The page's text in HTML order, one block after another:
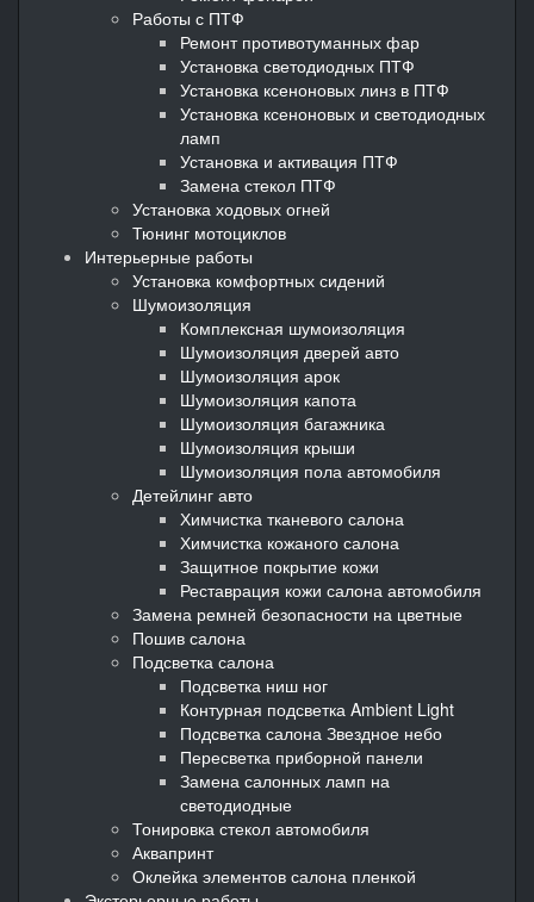
Работы с ПТФ
Ремонт противотуманных фар
Установка светодиодных ПТФ
Установка ксеноновых линз в ПТФ
Установка ксеноновых и светодиодных
ламп
Установка и активация ПТФ
Замена стекол ПТФ
Установка ходовых огней
Тюнинг мотоциклов
Интерьерные работы
Установка комфортных сидений
Шумоизоляция
Комплексная шумоизоляция
Шумоизоляция дверей авто
Шумоизоляция арок
Шумоизоляция капота
Шумоизоляция багажника
Шумоизоляция крыши
Шумоизоляция пола автомобиля
Детейлинг авто
Химчистка тканевого салона
Химчистка кожаного салона
Защитное покрытие кожи
Реставрация кожи салона автомобиля
Замена ремней безопасности на цветные
Пошив салона
Подсветка салона
Подсветка ниш ног
Контурная подсветка Ambient Light
Подсветка салона Звездное небо
Пересветка приборной панели
Замена салонных ламп на
светодиодные
Тонировка стекол автомобиля
Аквапринт
Оклейка элементов салона пленкой